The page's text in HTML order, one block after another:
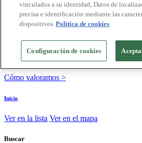
Construimos modelos
buenas prácticas
+20 años promoviendo la cultura de la
principios y objetivos de Naciones Unidas
Cómo valoramos >
Inicio
Ver en la lista Ver en el mapa
Buscar
vinculados a su identidad, Datos de
precisa e identificación mediante las
dispositivos Política de cookies
Configuración de cookies